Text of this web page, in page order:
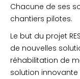
Chacune de ses
chantiers pilotes.
Le but du projet
de nouvelles
réhabilitation de
solution